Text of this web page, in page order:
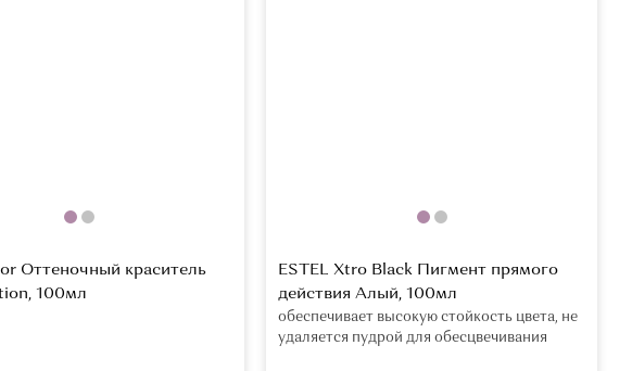
Оттеночный краситель
100мл
ESTEL Xtro Black Пигмент прямого
действия Алый, 100мл
обеспечивает высокую стойкость цвета, не
удаляется пудрой для обесцвечивания